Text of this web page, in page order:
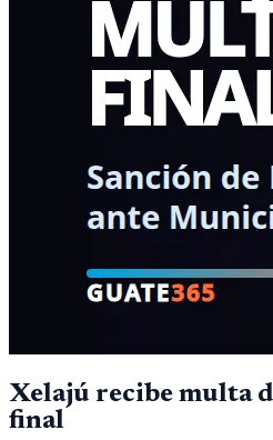
Xelajú recibe multa
final